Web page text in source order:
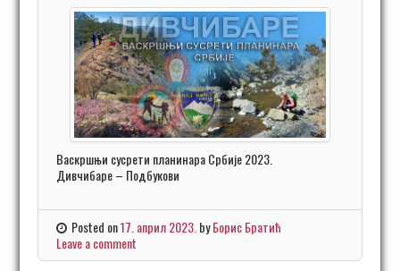
Васкршњи сусрети планинара Србије 2023.
Дивчибаре – Подбукови
Posted on17. април 2023. byБорис Братић
Leave a comment